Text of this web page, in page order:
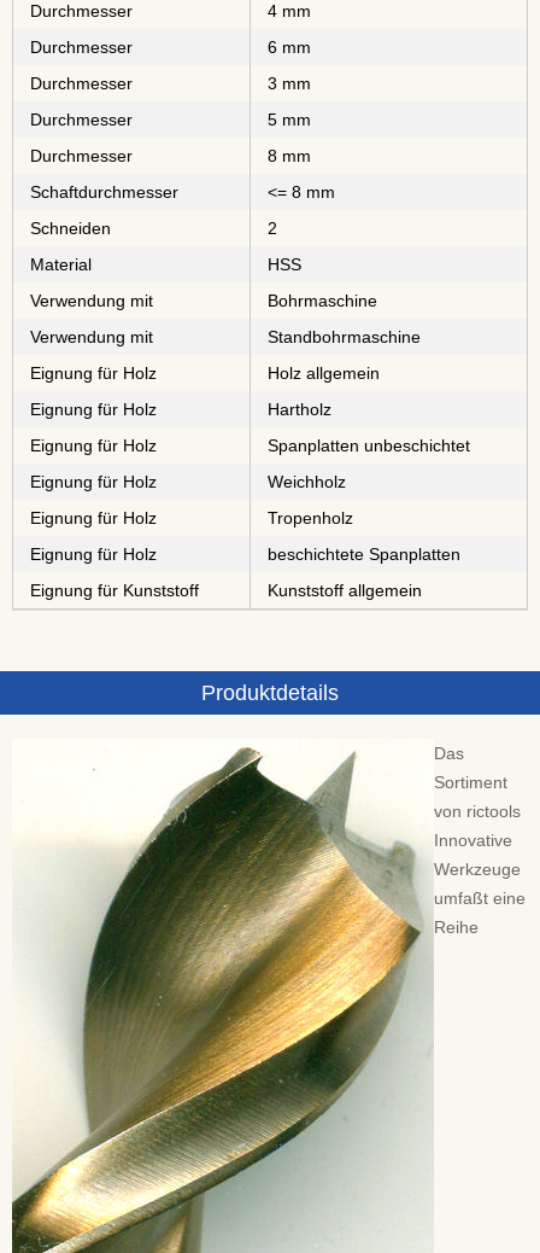
Durchmesser
4 mm
Durchmesser
6 mm
Durchmesser
3 mm
Durchmesser
5 mm
Durchmesser
8 mm
Schaftdurchmesser
<= 8 mm
Schneiden
2
Material
⁠⁠⁠⁠⁠⁠HSS
Verwendung mit
Bohrmaschine
Verwendung mit
Standbohrmaschine
Eignung für Holz
Holz allgemein
Eignung für Holz
⁠⁠⁠Hartholz
Eignung für Holz
⁠⁠⁠⁠⁠⁠⁠⁠Spanplatten unbeschichtet
Eignung für Holz
⁠Weichholz
Eignung für Holz
⁠⁠⁠⁠⁠Tropenholz
Eignung für Holz
⁠⁠⁠⁠⁠⁠⁠⁠⁠⁠beschichtete Spanplatten
Eignung für Kunststoff
Kunststoff allgemein
Produktdetails
Das
Sortiment
von rictools
Innovative
Werkzeuge
umfaßt eine
Reihe